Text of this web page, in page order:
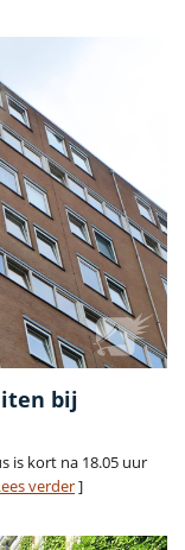
bij
is kort na 18.05 uur
verder]